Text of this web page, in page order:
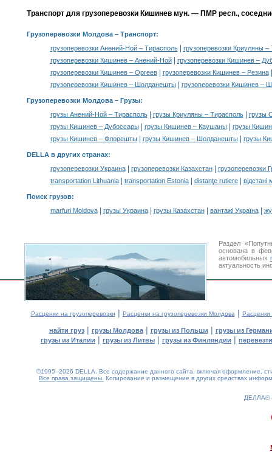
Транспорт для грузоперевозки Кишинев мун. — ПМР респ.,
Грузоперевозки Молдова– Транспорт:
грузоперевозки Анений-Ной – Тирасполь|
грузоперевозки Криуляны –
грузоперевозки Кишинев – Анений-Ной|
грузоперевозки Кишинев –
грузоперевозки Кишинев – Оргеев| грузоперевозки Кишинев – Резина
грузоперевозки Кишинев – Шолданешты| грузоперевозки Кишинев –
Грузоперевозки Молдова – Грузы:
грузы Анений-Ной – Тирасполь| грузы Криуляны – Тирасполь|
грузы
грузы Кишинев – Дубоссары| грузы Кишинев – Каушаны|
грузы
грузы Кишинев – Флорешты| грузы Кишинев – Шолданешты| грузы
DELLA в других странах:
грузоперевозки Украина| грузоперевозки Казахстан|
грузоперевозки
transportation Lithuania| transportation Estonia| distanţe rutiere| відстані
Поиск грузов:
marfuri Moldova| грузы Украина| грузы Казахстан| вантажі Україна|
Раздел
основана в
автомобильных
актуальность
Расценки на грузоперевозки | Расценки на грузоперевозки Молдова | Расценки
найти груз| грузы Молдова| грузы из Польши | грузы из
грузы из Италии | грузы из Литвы | грузы из Финляндии |
©1995–2026 DELLA. Все содержание данного сайта, включая оформление,
Все права защищены. Копирование и размещение в других средствах